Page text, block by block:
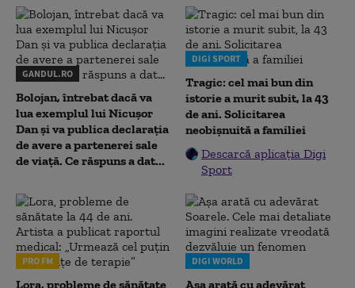
GANDUL.RO
Bolojan, întrebat dacă va
lua exemplul lui Nicușor
Dan și va publica declarația
de avere a partenerei sale
de viață. Ce răspuns a dat...
DIGI SPORT
Tragic: cel mai bun din
istorie a murit subit, la 43
de ani. Solicitarea
neobișnuită a familiei
Descarcă aplicația Digi
Sport
PRO FM
Lora, probleme de sănătate
DIGI WORLD
Așa arată cu adevărat